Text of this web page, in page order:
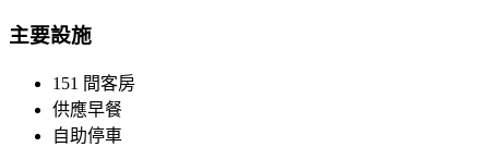
主要設施
151 間客房
供應早餐
自助停車